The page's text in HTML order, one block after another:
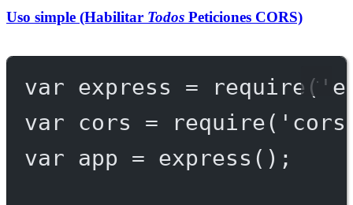
Uso simple (Habilitar Todos Peticiones CORS)
var express = require (
var cors = require(
var app = express ();